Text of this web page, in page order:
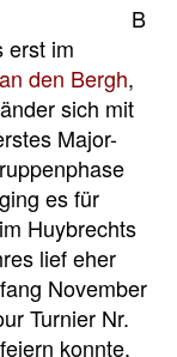
B
erst im
den Bergh,
sich mit
Major-
es für
Huybrechts
lief eher
November
Turnier Nr.
feiern konnte.